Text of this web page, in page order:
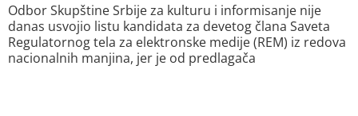
Odbor Skupštine Srbije za kulturu i informisanje nije
danas usvojio listu kandidata za devetog člana Saveta
Regulatornog tela za elektronske medije (REM) iz redova
nacionalnih manjina, jer je od predlagača